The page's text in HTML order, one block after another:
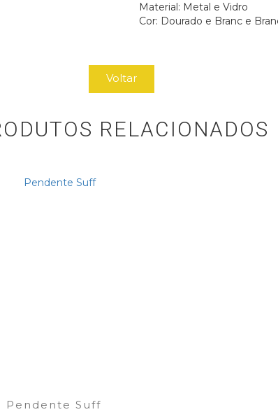
Material: Metal e Vidro
Cor: Dourado e Branc e
Voltar
RELACIONADOS
Pendente Suff